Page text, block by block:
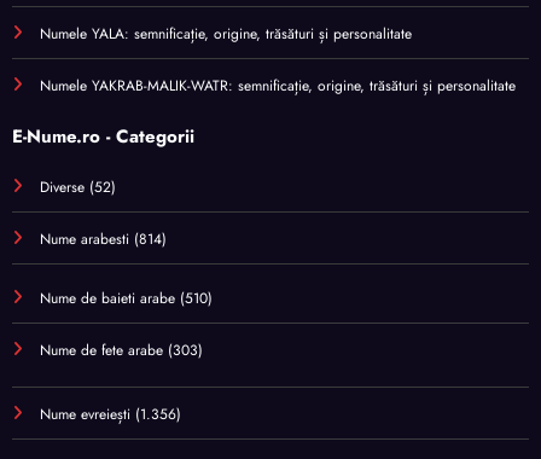
Numele YALA: semnificație, origine, trăsături și personalitate
Numele YAKRAB-MALIK-WATR: semnificație, origine, trăsături și personalitate
E-Nume.ro - Categorii
Diverse (52)
Nume arabesti (814)
Nume de baieti arabe (510)
Nume de fete arabe (303)
Nume evreiești (1.356)